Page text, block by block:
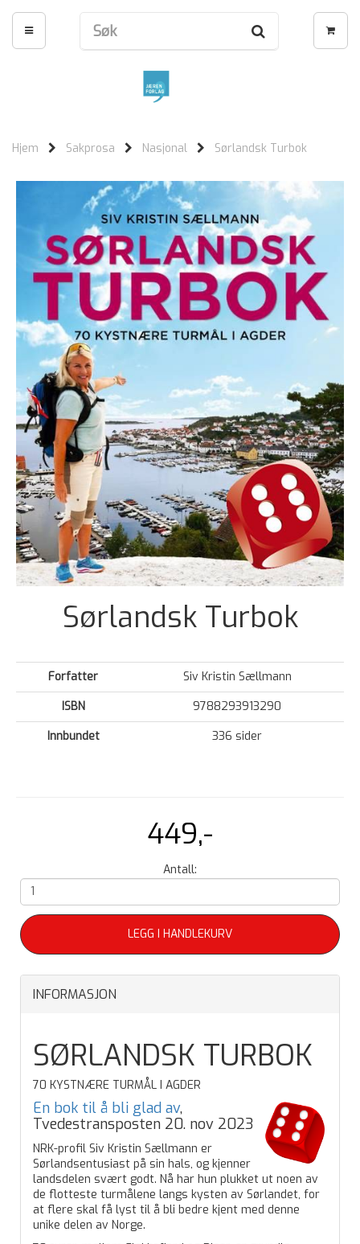
Hjem Sakprosa Nasjonal Sørlandsk Turbok
Sørlandsk Turbok
Forfatter
Siv Kristin Sællmann
ISBN
9788293913290
Innbundet
336 sider
449,-
Antall:
LEGG I HANDLEKURV
INFORMASJON
SØRLANDSK TURBOK
70 KYSTNÆRE TURMÅL I AGDER
En bok til å bli glad av,
Tvedestransposten 20. nov 2023
NRK-profil Siv Kristin Sællmann er
Sørlandsentusiast på sin hals, og kjenner
landsdelen svært godt. Nå har hun plukket ut noen av
de flotteste turmålene langs kysten av Sørlandet, for
at flere skal få lyst til å bli bedre kjent med denne
unike delen av Norge.